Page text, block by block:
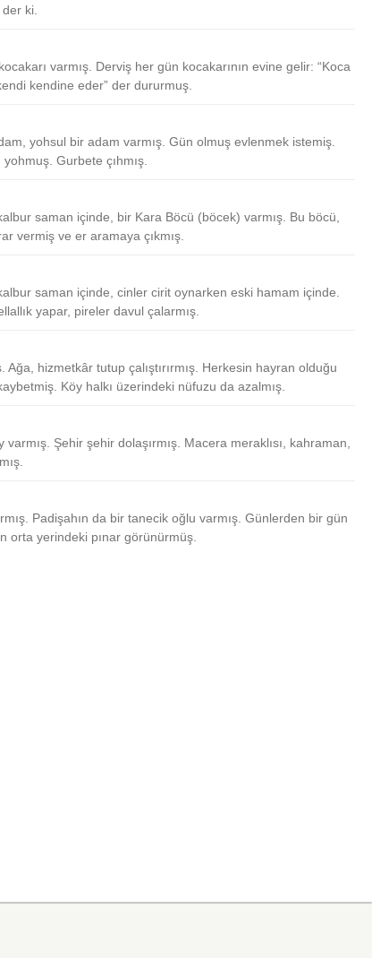
ki.
varmış. Derviş her gün kocakarının evine gelir: “Koca
kendine eder” der dururmuş.
yohsul bir adam varmış. Gün olmuş evlenmek istemiş.
Gurbete çıhmış.
saman içinde, bir Kara Böcü (böcek) varmış. Bu böcü,
vermiş ve er aramaya çıkmış.
saman içinde, cinler cirit oynarken eski hamam içinde.
yapar, pireler davul çalarmış.
hizmetkâr tutup çalıştırırmış. Herkesin hayran olduğu
Köy halkı üzerindeki nüfuzu da azalmış.
Şehir şehir dolaşırmış. Macera meraklısı, kahraman,
Padişahın da bir tanecik oğlu varmış. Günlerden bir gün
orta yerindeki pınar görünürmüş.